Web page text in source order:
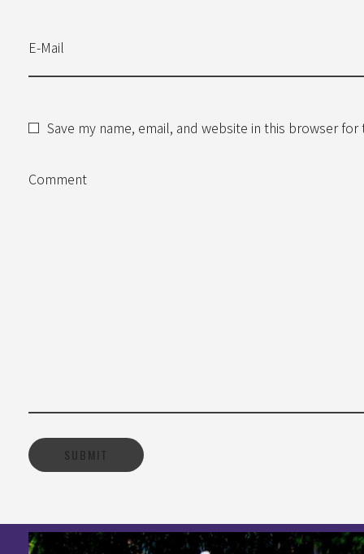
E-Mail
Save my name, email, and website in this browser
Comment